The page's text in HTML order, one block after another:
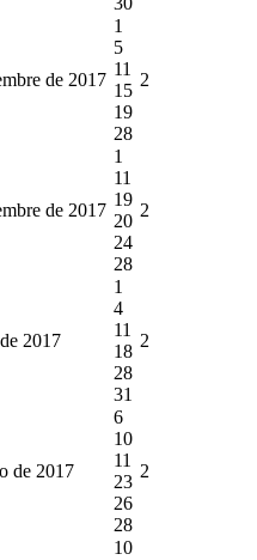
de 2017
1
5
11
15
19
28
2
de 2017
1
11
19
20
24
28
2
2017
1
4
11
18
28
31
2
de 2017
6
10
11
23
26
28
2
10